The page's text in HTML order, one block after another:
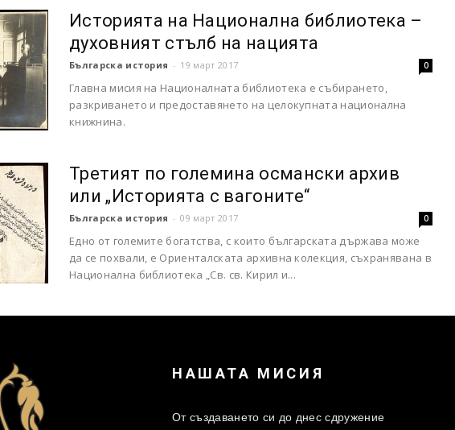
Историята на Национална библиотека –
духовният стълб на нацията
Българска история - 19 март 2017 0
Главна мисия на Националната библиотека е събирането,
разкриването и предоставянето на целокупната национална
книжнина.
Третият по големина османски архив
или „Историята с вагоните“
Българска история - 09 март 2017 0
Едно от големите богатства, с които българската държава може
да се похвали, е Ориенталската архивна колекция, съхранявана в
Национална библиотека „Св. св. Кирил и...
НАШАТА МИСИЯ
От създаването си до днес сдружение